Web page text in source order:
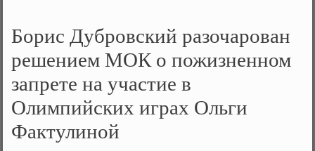
Борис Дубровский разочарован
решением МОК о пожизненном
запрете на участие в
Олимпийских играх Ольги
Фактулиной